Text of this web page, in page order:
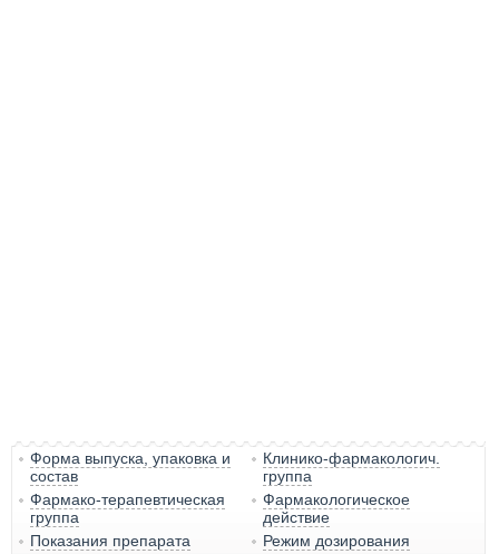
Форма выпуска, упаковка и
состав
Клинико-фармакологич.
группа
Фармако-терапевтическая
группа
Фармакологическое
действие
Показания препарата
Режим дозирования